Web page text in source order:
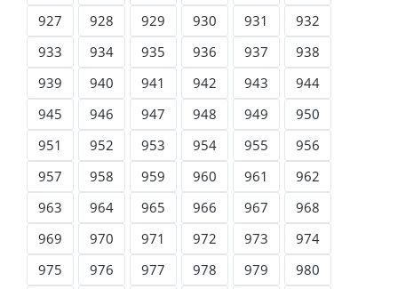
927
928 929 930 931
932
933
934 935 936 937
938
939
940 941 942 943
944
945
946 947 948 949
950
951
952 953 954 955
956
957
958 959 960 961
962
963
964 965 966 967
968
969
970 971 972 973
974
975
976 977 978 979
980